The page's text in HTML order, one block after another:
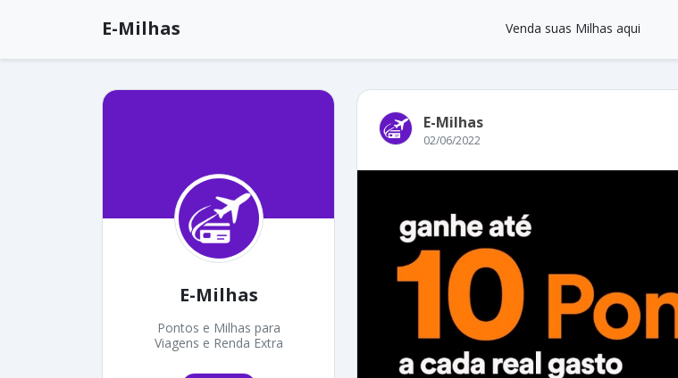
E-Milhas Venda suas Milhas aqui
E-Milhas
Pontos e Milhas para
Viagens e Renda Extra
E-Milhas
02/06/2022